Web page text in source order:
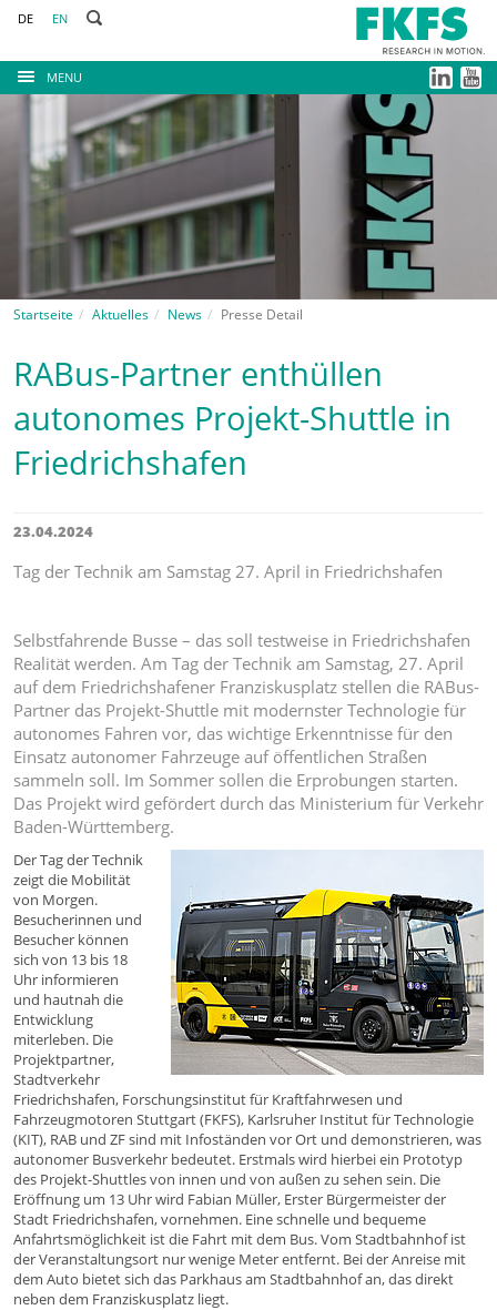
DE EN
MENU
Startseite Aktuelles News Presse Detail
RABus-Partner enthüllen
autonomes Projekt-Shuttle in
Friedrichshafen
23.04.2024
Tag der Technik am Samstag 27. April in Friedrichshafen
Selbstfahrende Busse – das soll testweise in Friedrichshafen
Realität werden. Am Tag der Technik am Samstag, 27. April
auf dem Friedrichshafener Franziskusplatz stellen die RABus-
Partner das Projekt-Shuttle mit modernster Technologie für
autonomes Fahren vor, das wichtige Erkenntnisse für den
Einsatz autonomer Fahrzeuge auf öffentlichen Straßen
sammeln soll. Im Sommer sollen die Erprobungen starten.
Das Projekt wird gefördert durch das Ministerium für Verkehr
Baden-Württemberg.
Der Tag der Technik
zeigt die Mobilität
von Morgen.
Besucherinnen und
Besucher können
sich von 13 bis 18
Uhr informieren
und hautnah die
Entwicklung
miterleben. Die
Projektpartner,
Stadtverkehr
Friedrichshafen, Forschungsinstitut für Kraftfahrwesen und
Fahrzeugmotoren Stuttgart (FKFS), Karlsruher Institut für Technologie
(KIT), RAB und ZF sind mit Infoständen vor Ort und demonstrieren, was
autonomer Busverkehr bedeutet. Erstmals wird hierbei ein Prototyp
des Projekt-Shuttles von innen und von außen zu sehen sein. Die
Eröffnung um 13 Uhr wird Fabian Müller, Erster Bürgermeister der
Stadt Friedrichshafen, vornehmen. Eine schnelle und bequeme
Anfahrtsmöglichkeit ist die Fahrt mit dem Bus. Vom Stadtbahnhof ist
der Veranstaltungsort nur wenige Meter entfernt. Bei der Anreise mit
dem Auto bietet sich das Parkhaus am Stadtbahnhof an, das direkt
neben dem Franziskusplatz liegt.